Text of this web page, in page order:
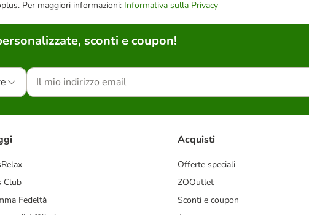
Per maggiori informazioni: Informativa sulla Privacy
sconti e coupon!
Club
Fedeltà
Acquisti
Offerte speciali
ZOOutlet
Sconti e coupon